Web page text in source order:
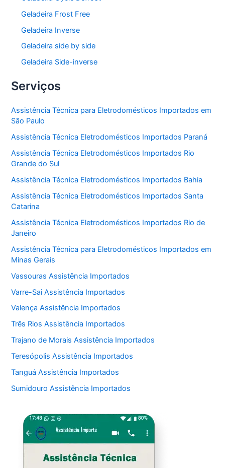
Geladeira Frost Free
Geladeira Inverse
Geladeira side by side
Geladeira Side-inverse
Serviços
Assistência Técnica para Eletrodomésticos Importados em
São Paulo
Assistência Técnica Eletrodomésticos Importados Paraná
Assistência Técnica Eletrodomésticos Importados Rio
Grande do Sul
Assistência Técnica Eletrodomésticos Importados Bahia
Assistência Técnica Eletrodomésticos Importados Santa
Catarina
Assistência Técnica Eletrodomésticos Importados Rio de
Janeiro
Assistência Técnica para Eletrodomésticos Importados em
Minas Gerais
Vassouras Assistência Importados
Varre-Sai Assistência Importados
Valença Assistência Importados
Três Rios Assistência Importados
Trajano de Morais Assistência Importados
Teresópolis Assistência Importados
Tanguá Assistência Importados
Sumidouro Assistência Importados